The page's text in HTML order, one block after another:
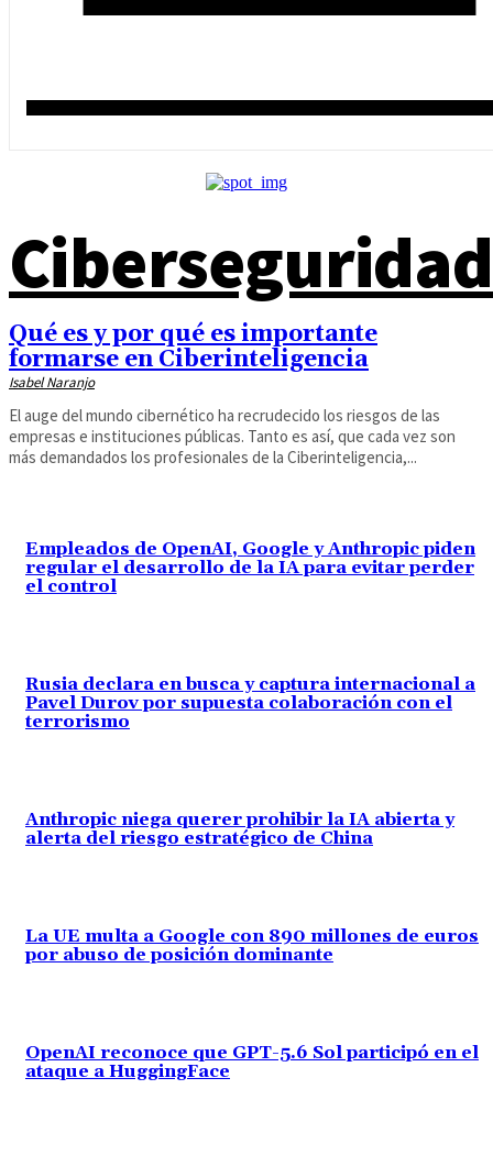
Ciberseguridad
Qué es y por qué es importante
formarse en Ciberinteligencia
Isabel Naranjo
El auge del mundo cibernético ha recrudecido los riesgos de las
empresas e instituciones públicas. Tanto es así, que cada vez son
más demandados los profesionales de la Ciberinteligencia,...
Empleados de OpenAI, Google y Anthropic piden
regular el desarrollo de la IA para evitar perder
el control
Rusia declara en busca y captura internacional a
Pavel Durov por supuesta colaboración con el
terrorismo
Anthropic niega querer prohibir la IA abierta y
alerta del riesgo estratégico de China
La UE multa a Google con 890 millones de euros
por abuso de posición dominante
OpenAI reconoce que GPT-5.6 Sol participó en el
ataque a HuggingFace